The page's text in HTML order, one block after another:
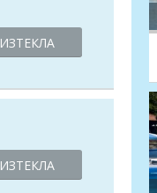
ИЗТЕКЛА
ИЗТЕКЛА